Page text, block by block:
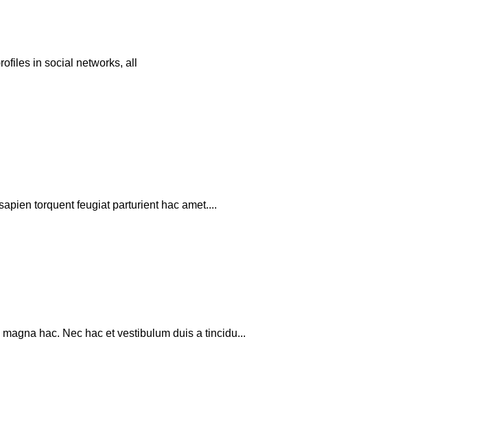
in social networks, all
torquent feugiat parturient hac amet....
hac. Nec hac et vestibulum duis a tincidu...